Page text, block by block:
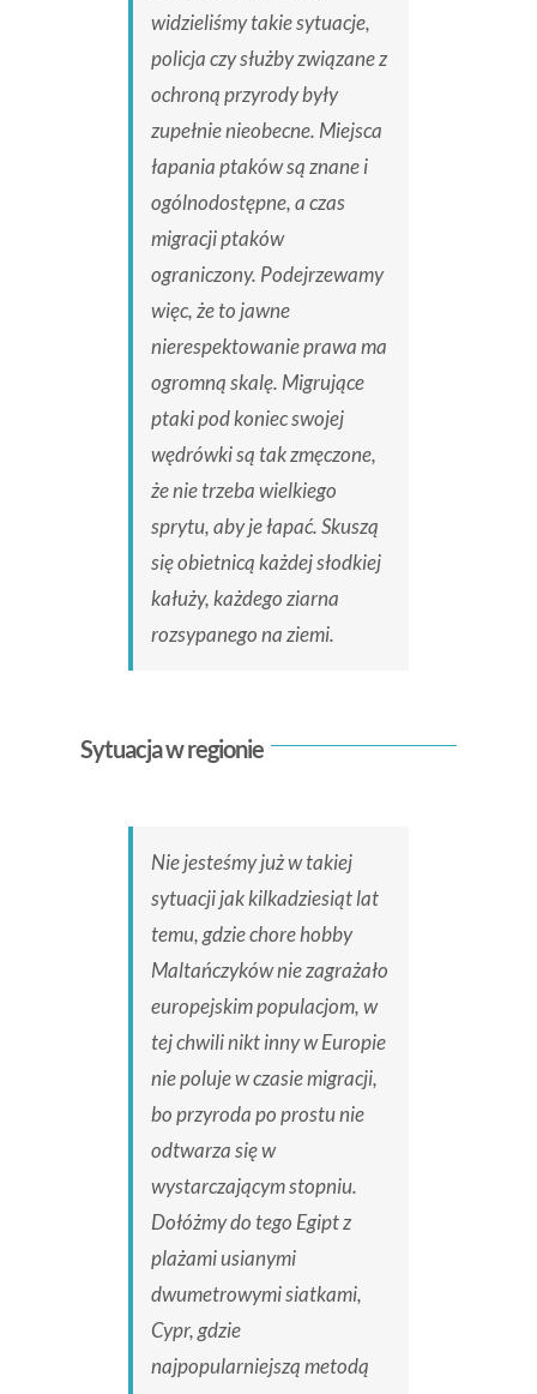
widzieliśmy takie sytuacje,
policja czy służby związane z
ochroną przyrody były
zupełnie nieobecne. Miejsca
łapania ptaków są znane i
ogólnodostępne, a czas
migracji ptaków
ograniczony. Podejrzewamy
więc, że to jawne
nierespektowanie prawa ma
ogromną skalę. Migrujące
ptaki pod koniec swojej
wędrówki są tak zmęczone,
że nie trzeba wielkiego
sprytu, aby je łapać. Skuszą
się obietnicą każdej słodkiej
kałuży, każdego ziarna
rozsypanego na ziemi.
Sytuacja w regionie
Nie jesteśmy już w takiej
sytuacji jak kilkadziesiąt lat
temu, gdzie chore hobby
Maltańczyków nie zagrażało
europejskim populacjom, w
tej chwili nikt inny w Europie
nie poluje w czasie migracji,
bo przyroda po prostu nie
odtwarza się w
wystarczającym stopniu.
Dołóżmy do tego Egipt z
plażami usianymi
dwumetrowymi siatkami,
Cypr, gdzie
najpopularniejszą metodą